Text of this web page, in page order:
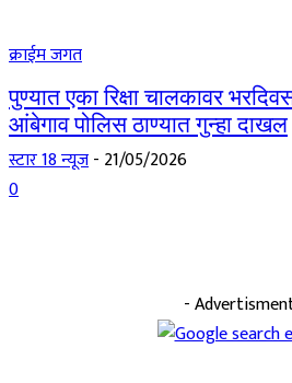
क्राईम जगत
पुण्यात एका रिक्षा चालकावर
आंबेगाव पोलिस ठाण्यात गुन्हा दाखल
स्टार 18 न्यूज- 21/05/2026
0
-